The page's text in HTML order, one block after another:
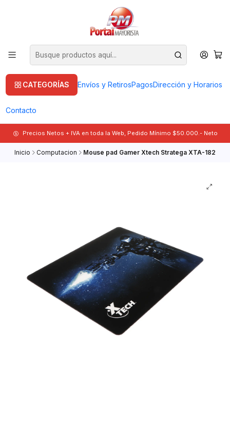
CATEGORÍAS Envíos y RetirosPagosDirección y Horarios
Contacto
Precios Netos + IVA en toda la Web, Pedido Mínimo $50.000.- Neto
Inicio Computacion Mouse pad Gamer Xtech Stratega XTA-182